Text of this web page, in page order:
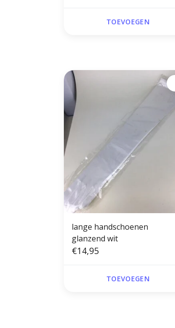
TOEVOEGEN
lange handschoenen
glanzend wit
€14,95
TOEVOEGEN